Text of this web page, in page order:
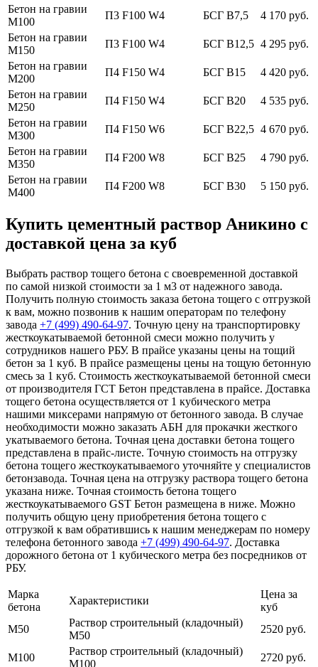
Бетон на гравии
М100
П3 F100 W4 БСГ В7,5
4 170 руб.
Бетон на гравии
М150
П3 F100 W4 БСГ В12,5 4 295 руб.
Бетон на гравии
М200
П4 F150 W4 БСГ В15
4 420 руб.
Бетон на гравии
М250
П4 F150 W4 БСГ В20
4 535 руб.
Бетон на гравии
М300
П4 F150 W6 БСГ В22,5 4 670 руб.
Бетон на гравии
М350
П4 F200 W8 БСГ В25
4 790 руб.
Бетон на гравии
М400
П4 F200 W8 БСГ В30 5 150 руб.
Купить цементный раствор Аникино с
доставкой цена за куб
Выбрать раствор тощего бетона с своевременной доставкой
по самой низкой стоимости за 1 м3 от надежного завода.
Получить полную стоимость заказа бетона тощего с отгрузкой
к вам, можно позвонив к нашим операторам по телефону
завода +7 (499) 490-64-97. Точную цену на транспортировку
жесткоукатываемой бетонной смеси можно получить у
сотрудников нашего РБУ. В прайсе указаны цены на тощий
бетон за 1 куб. В прайсе размещены цены на тощую бетонную
смесь за 1 куб. Стоимость жесткоукатываемой бетонной смеси
от производителя ГСТ Бетон представлена в прайсе. Доставка
тощего бетона осуществляется от 1 кубического метра
нашими миксерами напрямую от бетонного завода. В случае
необходимости можно заказать АБН для прокачки жесткого
укатываемого бетона. Точная цена доставки бетона тощего
представлена в прайс-листе. Точную стоимость на отгрузку
бетона тощего жесткоукатываемого уточняйте у специалистов
бетонзавода. Точная цена на отгрузку раствора тощего бетона
указана ниже. Точная стоимость бетона тощего
жесткоукатываемого GST Бетон размещена в ниже. Можно
получить общую цену приобретения бетона тощего с
отгрузкой к вам обратившись к нашим менеджерам по номеру
телефона бетонного завода +7 (499) 490-64-97. Доставка
дорожного бетона от 1 кубического метра без посредников от
РБУ.
Марка
бетона
Характеристики
Цена за
куб
М50
Раствор строительный (кладочный)
М50
2520 руб.
М100
Раствор строительный (кладочный)
М100
2720 руб.